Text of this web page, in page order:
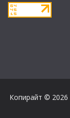
Копирайт © 2026